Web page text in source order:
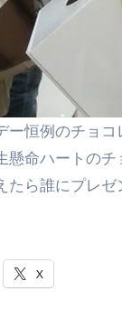
ー恒例のチョコ
懸命ハートのチ
たら誰にプレゼ
X